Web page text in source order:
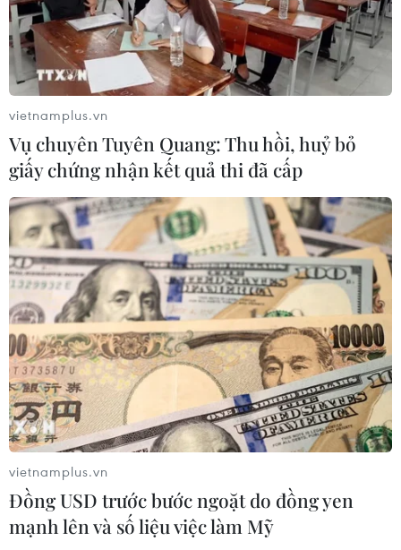
vietnamplus.vn
Vụ chuyên Tuyên Quang: Thu hồi, huỷ bỏ
giấy chứng nhận kết quả thi đã cấp
vietnamplus.vn
Đồng USD trước bước ngoặt do đồng yen
mạnh lên và số liệu việc làm Mỹ